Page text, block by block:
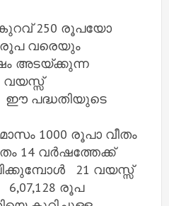
250 രൂപയോ
രൂപ വരെയും
അടയ്ക്കുന്ന
ഈ പദ്ധതിയുടെ
1000 രൂപാ വീതം
14 വര്‍ഷത്തേക്ക്
21 വയസ്സ്
രൂപ